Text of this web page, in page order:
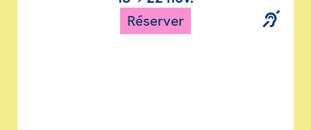
Réserver